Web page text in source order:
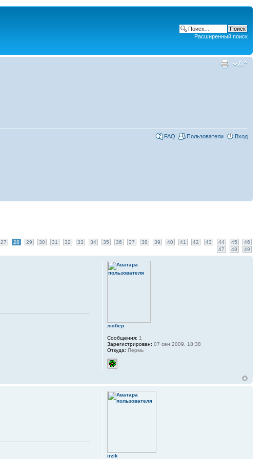
Расширенный поиск
FAQ Пользователи Вход
27 28 29 30 31 32 33 34 35 36 37 38 39 40 41 42 43 44 45
46
47
48 49
любер
Сообщения: 1
Зарегистрирован: 07 сен 2009, 18:38
Откуда: Пермь
irzik